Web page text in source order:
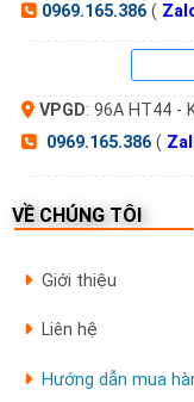
0969.165.386(
VPGD: 96A HT44 -
0969.165.386(
VỀ CHÚNG TÔI
Giới thiệu
Liên hệ
Hướng dẫn mua